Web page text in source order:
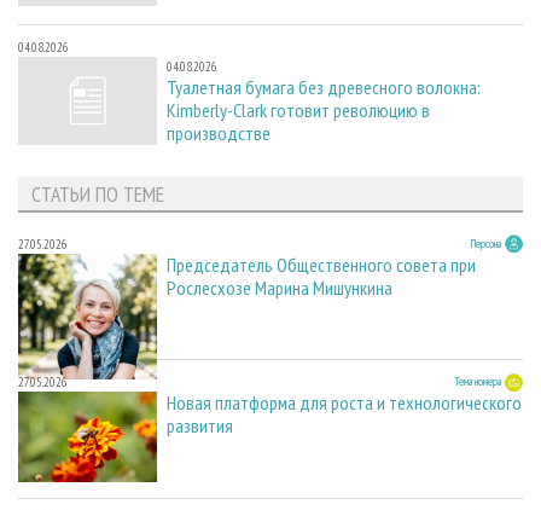
04.08.2026
04.08.2026
Туалетная бумага без древесного волокна:
Kimberly-Clark готовит революцию в
производстве
СТАТЬИ ПО ТЕМЕ
27.05.2026 Персона
Председатель Общественного совета при
Рослесхозе Марина Мишункина
27.05.2026 Тема номера
Новая платформа для роста и технологического
развития